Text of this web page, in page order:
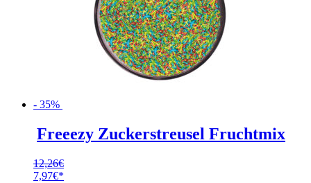
- 35%
Freeezy Zuckerstreusel Fruchtmix
12,26€
Ursprünglicher
7,97€